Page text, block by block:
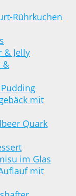
Rührkuchen
& Jelly
&
mit
Quark
im Glas
mit